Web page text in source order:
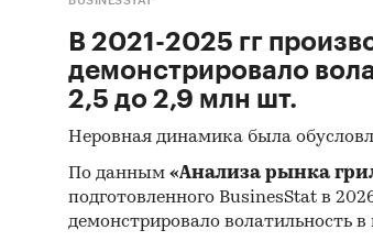
В 2021-2025 гг
демонстрировало
2,5 до 2,9 млн шт.
Неровная динамика была
По данным «Анализа рынка
подготовленного BusinesStat в
демонстрировало волатильность